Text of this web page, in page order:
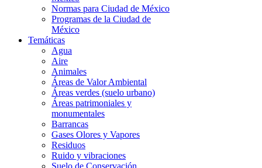
Normas para Ciudad de México
Programas de la Ciudad de
México
Temáticas
Agua
Aire
Animales
Áreas de Valor Ambiental
Áreas verdes (suelo urbano)
Áreas patrimoniales y
monumentales
Barrancas
Gases Olores y Vapores
Residuos
Ruido y vibraciones
Suelo de Conservación